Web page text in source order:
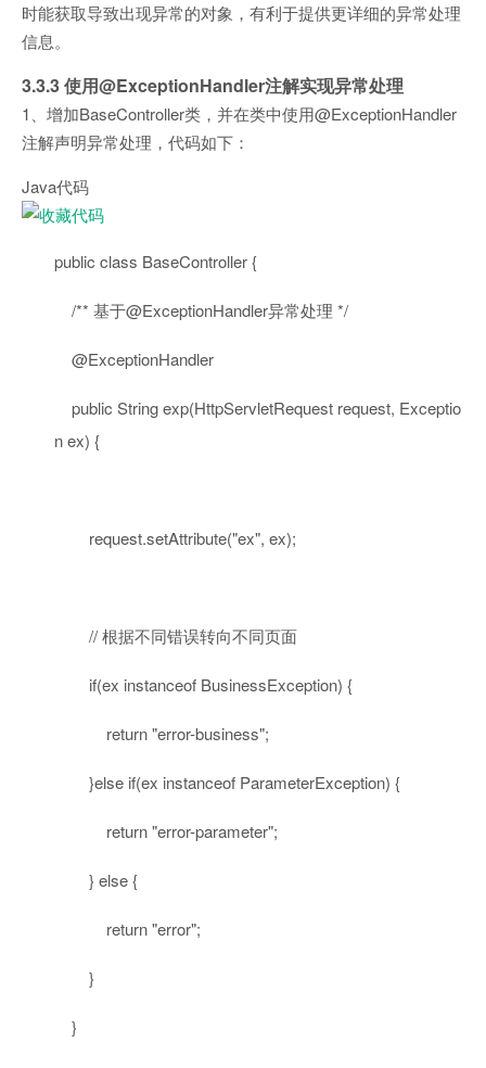
时能获取导致出现异常的对象，有利于提供更详细的异常处理
信息。
3.3.3 使用@ExceptionHandler注解实现异常处理
1、增加BaseController类，并在类中使用@ExceptionHandler
注解声明异常处理，代码如下：
Java代码
public class BaseController {
/** 基于@ExceptionHandler异常处理 */
@ExceptionHandler
public String exp(HttpServletRequest request, Exceptio
n ex) {
request.setAttribute("ex", ex);
// 根据不同错误转向不同页面
if(ex instanceof BusinessException) {
return"error-business";
}else if(ex instanceof ParameterException) {
return"error-parameter";
} else{
return"error";
}
}